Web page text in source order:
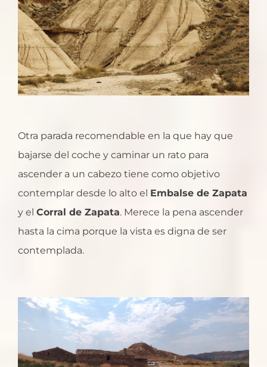
Otra parada recomendable en la que hay que
bajarse del coche y caminar un rato para
ascender a un cabezo tiene como objetivo
contemplar desde lo alto el Embalse de Zapata
y el Corral de Zapata. Merece la pena ascender
hasta la cima porque la vista es digna de ser
contemplada.